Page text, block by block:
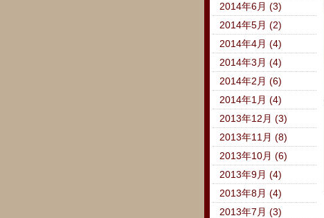
2014年6月 (3)
2014年5月 (2)
2014年4月 (4)
2014年3月 (4)
2014年2月 (6)
2014年1月 (4)
2013年12月 (3)
2013年11月 (8)
2013年10月 (6)
2013年9月 (4)
2013年8月 (4)
2013年7月 (3)